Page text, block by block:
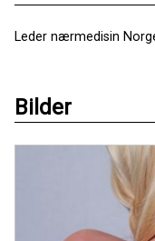
Leder nærmedisin
Bilder